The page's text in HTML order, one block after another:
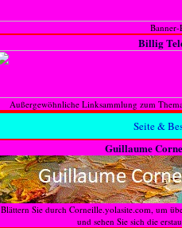
Banner-
Billig
Außergewöhnliche Linksammlung zum
Seite &
Guillaume
Blättern Sie durch Corneille.yolasite.com, um
und sehen Sie sich die